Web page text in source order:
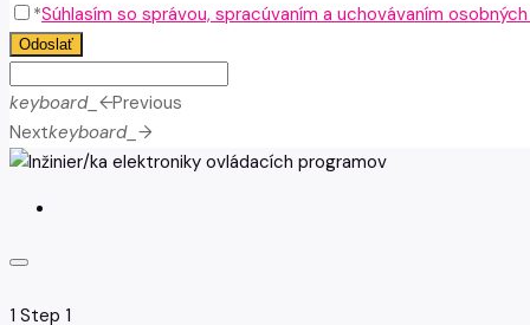
*Súhlasím so správou, spracúvaním a uchovávaním
Odoslať
keyboard_arrow_leftPrevious
Nextkeyboard_arrow_right
1 Step 1